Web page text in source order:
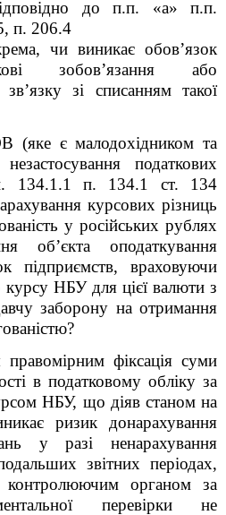
до п.п. «а» п.п.
п. 206.4
чи виникає обов’язок
зобов’язання або
зі списанням такої
є малодохідником та
податкових
134.1.1 п. 134.1 ст. 134
курсових різниць
у російських рублях
об’єкта оподаткування
підприємств, враховуючи
курсу НБУ для цієї валюти з
заборону на отримання
фіксація суми
в податковому обліку за
НБУ, що діяв станом на
ризик донарахування
у разі ненарахування
звітних періодах,
органом за
перевірки не